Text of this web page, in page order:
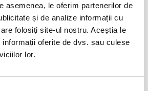
asemenea, le oferim partenerilor de
și de analize informații cu
folosiți site-ul nostru. Aceștia le
informații oferite de dvs. sau culese
lor.
OF CLASSIC 12
sept